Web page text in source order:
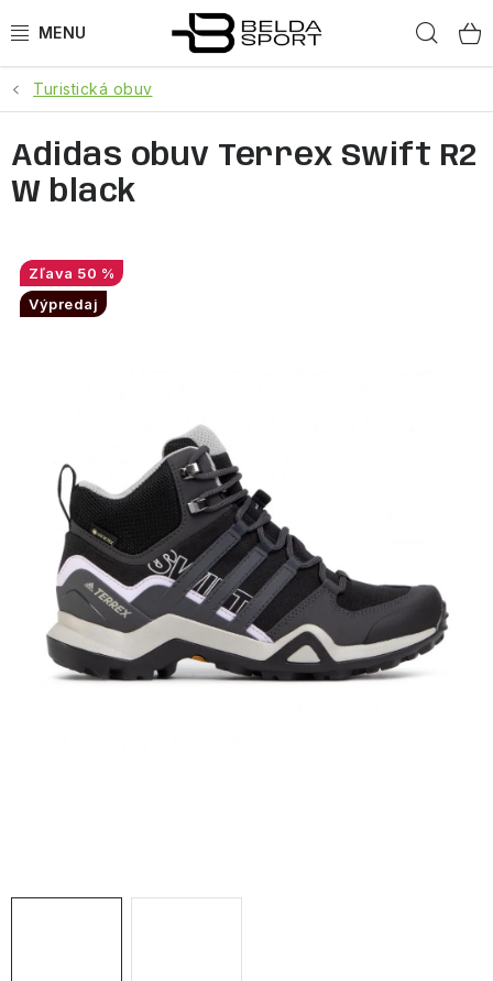
na
ŠPORTY
BEH
GOLDBERGH
OBLEČENIE
NAŠE SLUŽBY
VÝPREDAJ
ZNAČKY
Vrátenie a výmena Doprava a platba
Blog
Turistická obuv
Adidas obuv Terrex Swift R2
W black
50 %
Výpredaj